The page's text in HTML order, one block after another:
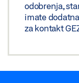
odobrenja,
imate
za kontakt